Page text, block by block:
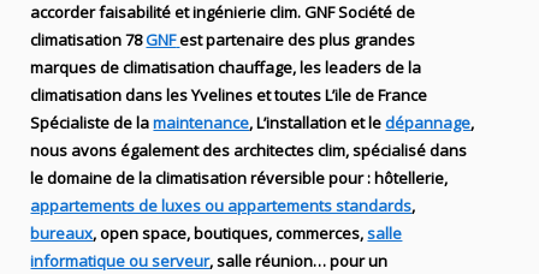
accorder faisabilité et ingénierieclim.GNFSociété de
climatisation 78GNFest partenaire des plus grandes
marques declimatisation chauffage, les leadersde la
climatisation dans les Yvelines et toutes L’ile de France
Spécialiste delamaintenance, L’installationet ledépannage,
nous avons également des architectes clim,spécialisé dans
le domaine de laclimatisation réversiblepour : hôtellerie,
appartements de luxes ou appartements standards,
bureaux, open space, boutiques, commerces,salle
informatique ou serveur, salle réunion… pour un